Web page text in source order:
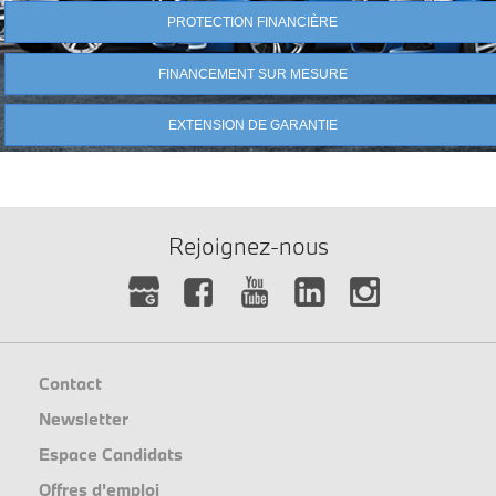
PROTECTION FINANCIÈRE
FINANCEMENT SUR MESURE
EXTENSION DE GARANTIE
Rejoignez-nous
Contact
Newsletter
Espace Candidats
Offres d'emploi